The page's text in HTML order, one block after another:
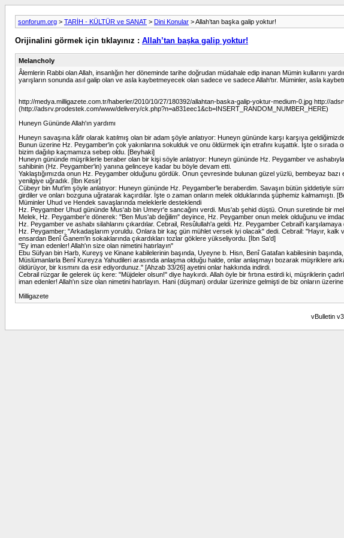
sonforum.org > TARİH - KÜLTÜR ve SANAT > Dini Konular > Allah’tan başka galip yoktur!
Orijinalini görmek için tıklayınız : Allah’tan başka galip yoktur!
Melancholy
Âlemlerin Rabbi olan Allah, insanlığın her döneminde tarihe doğrudan müdahale edip inanan Mümin kullarını
yarışların sonunda asıl galip olan ve asla kaybetmeyecek olan sadece ve sadece Allah'tır. Müminler, asla
http://medya.milligazete.com.tr/haberler/2010/10/27/180392/allahtan-baska-galip-yoktur-medium-0.jpg http://
(http://adsrv.prodestek.com/www/delivery/ck.php?n=a831eec1&cb=INSERT_RANDOM_NUMBER_HERE)
Huneyn Gününde Allah'ın yardımı
Huneyn savaşına kâfir olarak katılmış olan bir adam şöyle anlatıyor: Huneyn gününde karşı karşıya
Bunun üzerine Hz. Peygamber'in çok yakınlarına sokulduk ve onu öldürmek için etrafını kuşattık. İşte o
bizim dağılıp kaçmamıza sebep oldu. [Beyhaki]
Huneyn gününde müşriklerle beraber olan bir kişi söyle anlatıyor: Huneyn gününde Hz. Peygamber ve
sahibinin (Hz. Peygamber'in) yanına gelinceye kadar bu böyle devam etti.
Yaklaştığımızda onun Hz. Peygamber olduğunu gördük. Onun çevresinde bulunan güzel yüzlü, bembeyaz
yenilgiye uğradık. [İbn Kesir]
Cübeyr bin Mut'im şöyle anlatıyor: Huneyn gününde Hz. Peygamber'le beraberdim. Savaşın bütün şiddetiyle
girdiler ve onları bozguna uğratarak kaçırdılar. İşte o zaman onların melek olduklarında şüphemiz kalmamıştı.
Müminler Uhud ve Hendek savaşlarında meleklerle desteklendi
Hz. Peygamber Uhud gününde Mus'ab bin Umeyr'e sancağını verdi. Mus'ab şehid düştü. Onun suretinde bir
Melek, Hz. Peygamber'e dönerek: "Ben Mus'ab değilim" deyince, Hz. Peygamber onun melek olduğunu ve
Hz. Peygamber ve ashabı silahlarını çıkardılar. Cebrail, Resûlullah'a geldi. Hz. Peygamber Cebrail'i
Hz. Peygamber: "Arkadaşlarım yoruldu. Onlara bir kaç gün mühlet versek iyi olacak" dedi. Cebrail: "Hayır, kalk
ensardan Benî Ğanem'in sokaklarında çıkardıkları tozlar göklere yükseliyordu. [İbn Sa'd]
"Ey iman edenler! Allah'ın size olan nimetini hatırlayın"
Ebu Süfyan bin Harb, Kureyş ve Kinane kabilelerinin başında, Uyeyne b. Hisn, Benî Gatafan kabilesinin
Müslümanlarla Benî Kureyza Yahudileri arasında anlaşma olduğu halde, onlar anlaşmayı bozarak müşriklere
öldürüyor, bir kısmını da esir ediyordunuz." [Ahzab 33/26] ayetini onlar hakkında indirdi.
Cebrail rüzgar ile gelerek üç kere: "Müjdeler olsun!" diye haykırdı. Allah öyle bir fırtına estirdi ki, müşriklerin
iman edenler! Allah'ın size olan nimetini hatırlayın. Hani (düşman) ordular üzerinize gelmişti de biz onların
Milligazete
vBulletin